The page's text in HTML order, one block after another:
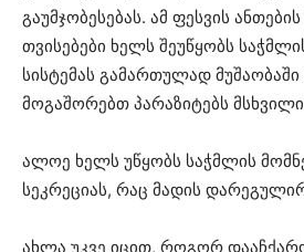
გაუმჯობესებას. ამ ფესვის
თვისებები ხელს შეუწყობს
სისტემას გამართულად მუშაობაში
მოგაშორებთ პარაზიტებს
ალოე ხელს უწყობს საჭმლის
სეკრეციას, რაც მადის
ახლა უკვე იცით, როგორ